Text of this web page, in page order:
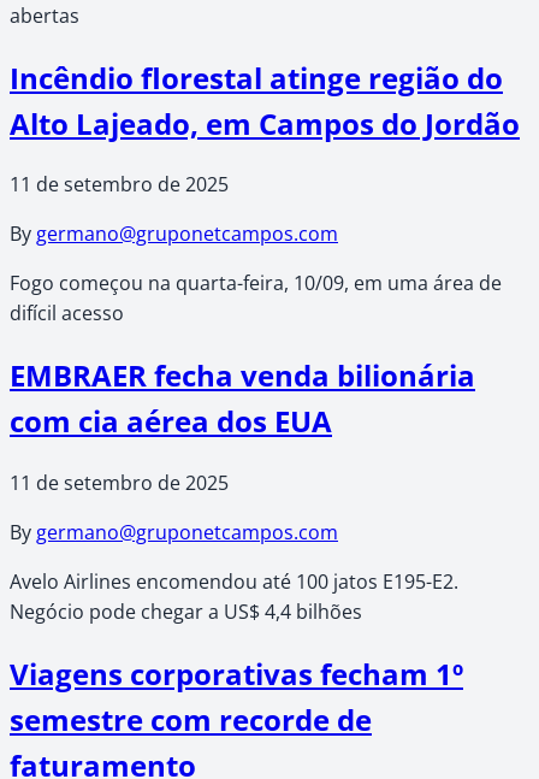
abertas
Incêndio florestal atinge região do
Alto Lajeado, em Campos do Jordão
11 de setembro de 2025
Bygermano@gruponetcampos.com
Fogo começou na quarta-feira, 10/09, em uma área de
difícil acesso
EMBRAER fecha venda bilionária
com cia aérea dos EUA
11 de setembro de 2025
By germano@gruponetcampos.com
Avelo Airlines encomendou até 100 jatos E195-E2.
Negócio pode chegar a US$ 4,4 bilhões
Viagens corporativas fecham 1º
semestre com recorde de
faturamento